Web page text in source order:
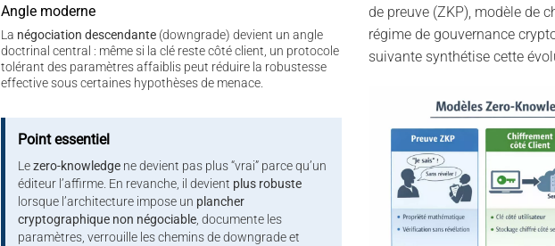
Angle moderne
La négociation descendante(downgrade) devient un angle
doctrinal central : même si la clé reste côté client, un protocole
tolérant des paramètres affaiblis peut réduire la robustesse
effective sous certaines hypothèses de menace.
Point essentiel
Lezero-knowledgene devient pas plus “vrai” parce qu’un
éditeur l’affirme. En revanche, il devient plus robuste
lorsque l’architecture impose un plancher
cryptographique non négociable, documente les
paramètres, verrouille les chemins de downgrade et
de preuve (ZKP), modèle de
régime de gouvernance
suivante synthétise cette